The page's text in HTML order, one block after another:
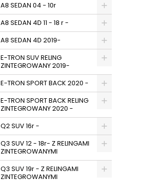
A8 SEDAN 04 - 10r
A8 SEDAN 4D 11 - 18 r -
A8 SEDAN 4D 2019-
E-TRON SUV RELING
ZINTEGROWANY 2019-
E-TRON SPORT BACK 2020 -
E-TRON SPORT BACK RELING
ZINTEGROWANY 2020 -
Q2 SUV 16r -
Q3 SUV 12 - 18r- Z RELINGAMI
ZINTEGROWANYMI
Q3 SUV 19r - Z RELINGAMI
ZINTEGROWANYMI